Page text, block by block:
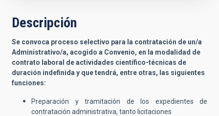
Descripción
Se convoca proceso selectivo para la contratación de un/a
Administrativo/a, acogido a Convenio, en la modalidad de
contrato laboral de actividades científico-técnicas de
duración indefinida y que tendrá, entre otras, las siguientes
funciones:
Preparación y tramitación de los expedientes de
contratación administrativa, tanto licitaciones